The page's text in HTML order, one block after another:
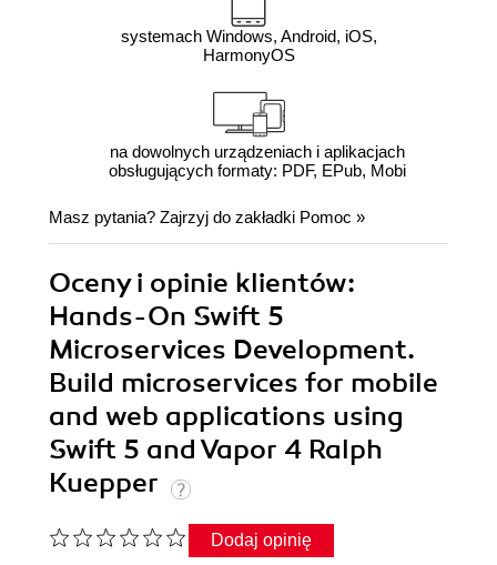
systemach Windows, Android, iOS,
HarmonyOS
na dowolnych urządzeniach i aplikacjach
obsługujących formaty: PDF, EPub, Mobi
Masz pytania? Zajrzyj do zakładki Pomoc »
Oceny i opinie klientów:
Hands-On Swift 5
Microservices Development.
Build microservices for mobile
and web applications using
Swift 5 and Vapor 4 Ralph
Kuepper
Dodaj opinię